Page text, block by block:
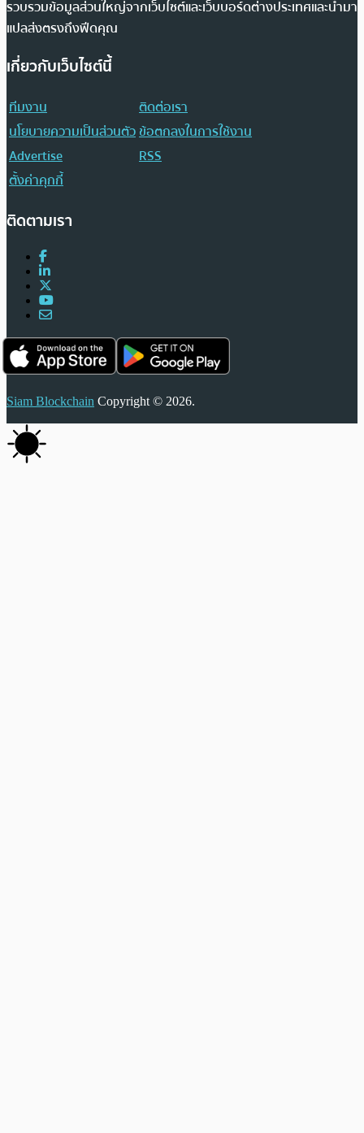
รวบรวมข้อมูลส่วนใหญ่จากเว็บไซต์และเว็บบอร์ดต่างประเทศและนำมา
แปลส่งตรงถึงฟีดคุณ
เกี่ยวกับเว็บไซต์นี้
ทีมงาน
ติดต่อเรา
นโยบายความเป็นส่วนตัวข้อตกลงในการใช้งาน
Advertise
RSS
ตั้งค่าคุกกี้
ติดตามเรา
Siam Blockchain Copyright © 2026.